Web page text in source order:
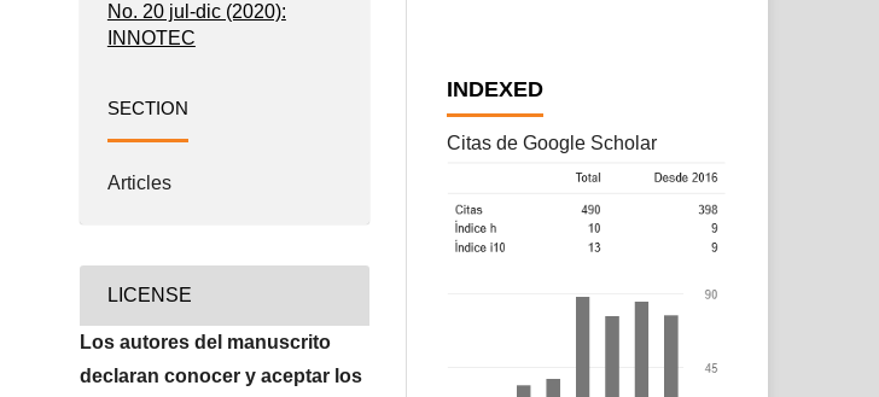
No. 20 jul-dic (2020):
INNOTEC
SECTION
Articles
LICENSE
Los autores del manuscrito
declaran conocer y aceptar los
INDEXED
Citas de Google Scholar